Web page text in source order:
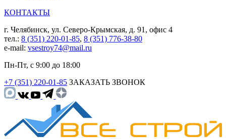
КОНТАКТЫ
г. Челябинск, ул. Северо-Крымская, д. 91, офис 4
тел.: 8 (351) 220-01-85, 8 (351) 776-38-80
e-mail: vsestroy74@mail.ru
Пн-Пт, с 9:00 до 18:00
+7 (351) 220-01-85 ЗАКАЗАТЬ ЗВОНОК